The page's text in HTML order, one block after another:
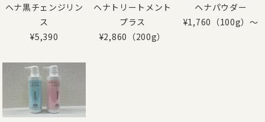
ヘナ黒チェンジリン
ス
¥5,390
ヘナトリートメント
プラス
¥2,860（200g）
ヘナパウダー
¥1,760（100g）～